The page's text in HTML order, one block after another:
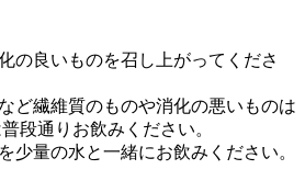
の良いものを召し上がってくださ
ど繊維質のものや消化の悪いものは
段通りお飲みください。
量の水と一緒にお飲みください。